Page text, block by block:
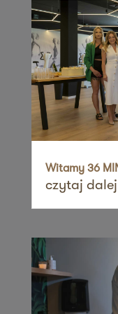
36 MINUT
ul. Gdańska
84-230 Rumia
36 MINUT
02-981
36 MINUT
62-025
36 MINUT
Witamy 36
czytaj dalej